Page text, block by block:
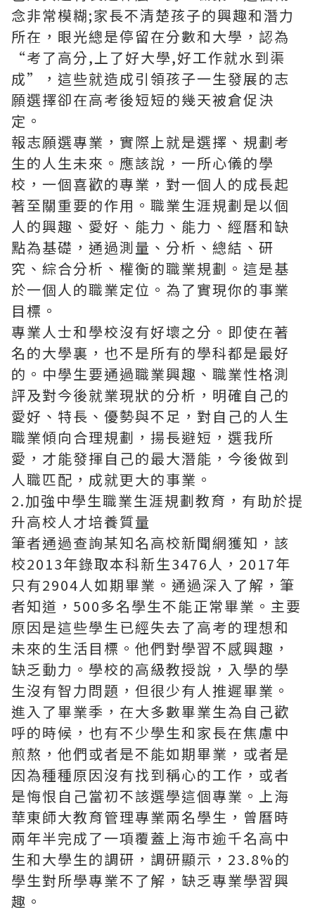
念非常模糊;家長不清楚孩子的興趣和潛力
所在，眼光總是停留在分數和大學，認為
“考了高分,上了好大學,好工作就水到渠
成”，這些就造成引領孩子一生發展的志
願選擇卻在高考後短短的幾天被倉促決
定。
報志願選專業，實際上就是選擇、規劃考
生的人生未來。應該說，一所心儀的學
校，一個喜歡的專業，對一個人的成長起
著至關重要的作用。職業生涯規劃是以個
人的興趣、愛好、能力、能力、經曆和缺
點為基礎，通過測量、分析、總結、研
究、綜合分析、權衡的職業規劃。這是基
於一個人的職業定位。為了實現你的事業
目標。
專業人士和學校沒有好壞之分。即使在著
名的大學裏，也不是所有的學科都是最好
的。中學生要通過職業興趣、職業性格測
評及對今後就業現狀的分析，明確自己的
愛好、特長、優勢與不足，對自己的人生
職業傾向合理規劃，揚長避短，選我所
愛，才能發揮自己的最大潛能，今後做到
人職匹配，成就更大的事業。
2.加強中學生職業生涯規劃教育，有助於提
升高校人才培養質量
筆者通過查詢某知名高校新聞網獲知，該
校2013年錄取本科新生3476人，2017年
只有2904人如期畢業。通過深入了解，筆
者知道，500多名學生不能正常畢業。主要
原因是這些學生已經失去了高考的理想和
未來的生活目標。他們對學習不感興趣，
缺乏動力。學校的高級教授說，入學的學
生沒有智力問題，但很少有人推遲畢業。
進入了畢業季，在大多數畢業生為自己歡
呼的時候，也有不少學生和家長在焦慮中
煎熬，他們或者是不能如期畢業，或者是
因為種種原因沒有找到稱心的工作，或者
是悔恨自己當初不該選學這個專業。上海
華東師大教育管理專業兩名學生，曾曆時
兩年半完成了一項覆蓋上海市逾千名高中
生和大學生的調研，調研顯示，23.8%的
學生對所學專業不了解，缺乏專業學習興
趣。